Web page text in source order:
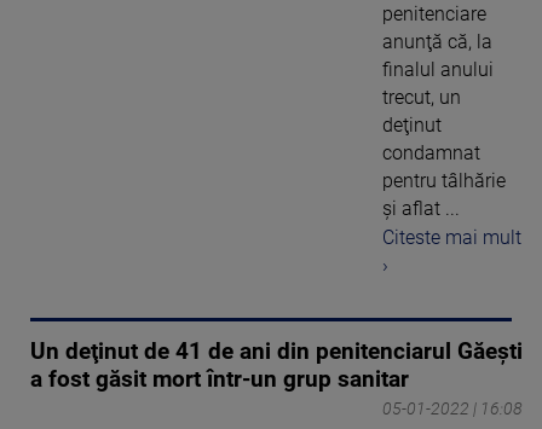
penitenciare
anunţă că, la
finalul anului
trecut, un
deţinut
condamnat
pentru tâlhărie
şi aflat ...
Citeste mai mult
›
Un deţinut de 41 de ani din penitenciarul Găeşti
a fost găsit mort într-un grup sanitar
05-01-2022 | 16:08